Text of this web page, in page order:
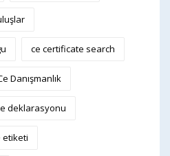
ce certificate search
Danışmanlık
deklarasyonu
etiketi